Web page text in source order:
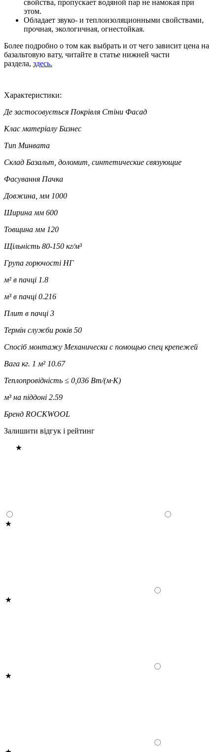
свойства, пропускает водяной пар не намокая при
этом.
Обладает звуко- и теплоизоляционными свойствами,
прочная, экологичная, огнестойкая.
Более подробно о том как выбрать и от чего зависит цена на
базальтовую вату, читайте в статье нижней части
раздела, здесь.
Характеристики:
Де застосовується Покрівля Стіни Фасад
Клас матеріалу Бизнес
Тип Минвата
Склад Базальт, доломит, синтетические связующие
Фасування Пачка
Довжина, мм 1000
Ширина мм 600
Товщина мм 120
Щільність 80-150 кг/м³
Група горючості НГ
м² в пачці 1.8
м³ в пачці 0.216
Плит в пачці 3
Термін служби років 50
Спосіб монтажу Механически с помощью спец крепежей
Вага кг. 1 м² 10.67
Теплопровідність ≤ 0,036 Вт/(м·К)
м³ на піддоні 2.59
Бренд ROCKWOOL
Залишити відгук і рейтинг